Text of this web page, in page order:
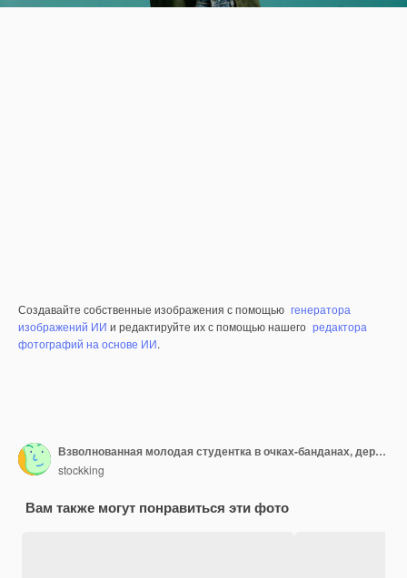
Создавайте собственные изображения с помощью генератора
изображений ИИ и редактируйте их с помощью нашего редактора
фотографий на основе ИИ.
Взволнованная молодая студентка в очках-банданах, держащая большие блокноты с ручкой, глядя на камеру, кусая губу, показывая будильник на синем фоне
stockking
Вам также могут понравиться эти фото